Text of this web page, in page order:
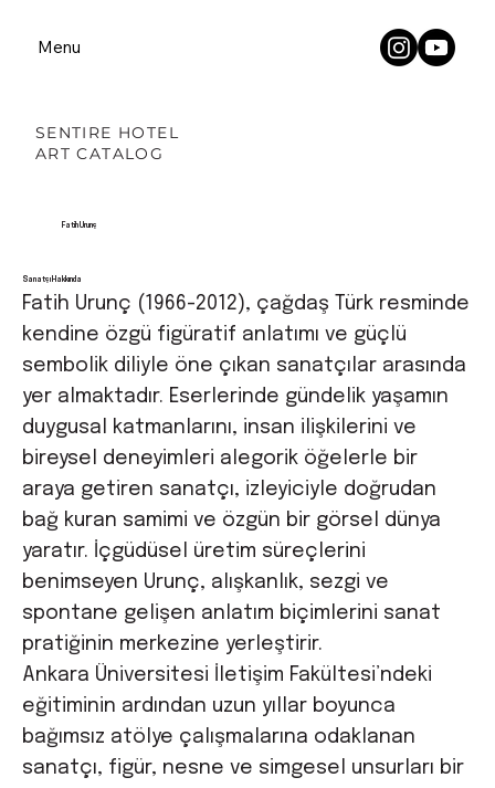
Menu
SENTIRE HOTEL
ART CATALOG
Fatih Urunç
Sanatçı Hakkında
Fatih Urunç (1966-2012), çağdaş Türk resminde
kendine özgü figüratif anlatımı ve güçlü
sembolik diliyle öne çıkan sanatçılar arasında
yer almaktadır. Eserlerinde gündelik yaşamın
duygusal katmanlarını, insan ilişkilerini ve
bireysel deneyimleri alegorik öğelerle bir
araya getiren sanatçı, izleyiciyle doğrudan
bağ kuran samimi ve özgün bir görsel dünya
yaratır. İçgüdüsel üretim süreçlerini
benimseyen Urunç, alışkanlık, sezgi ve
spontane gelişen anlatım biçimlerini sanat
pratiğinin merkezine yerleştirir.
Ankara Üniversitesi İletişim Fakültesi’ndeki
eğitiminin ardından uzun yıllar boyunca
bağımsız atölye çalışmalarına odaklanan
sanatçı, figür, nesne ve simgesel unsurları bir